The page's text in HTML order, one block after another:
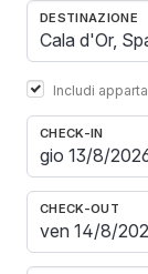
DESTINAZIONE
Includi
CHECK-IN
CHECK-OUT